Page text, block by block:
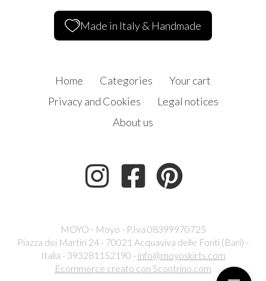
Made in Italy & Handmade
Home Categories
Your cart
Privacy and Cookies
Legal notices
About us
MOYO - Moyo - P.Iva 08399970725
Piazza dei Martiri 24 - 70021 Acquaviva delle Fonti (Bari) -
Italia - 393281152190 - info@moyoskirts.com
Ecommerce creato con Scontrino.com